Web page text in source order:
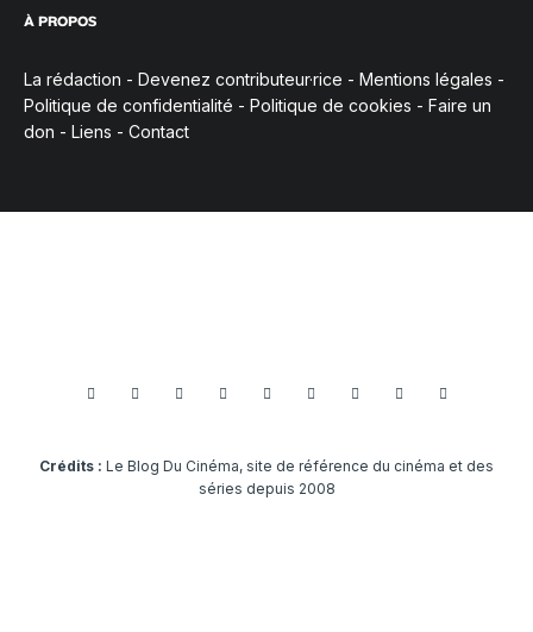
À PROPOS
La rédaction - Devenez contributeur·rice - Mentions légales -
Politique de confidentialité - Politique de cookies - Faire un
don - Liens - Contact
Crédits : Le Blog Du Cinéma, site de référence du cinéma et des
séries depuis 2008